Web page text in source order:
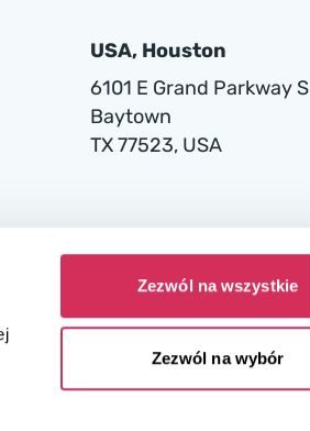
Zezwól na wszystkie
Zezwól na wybór
USA, Houston
6101 E Grand Parkway S
Baytown
TX 77523, USA